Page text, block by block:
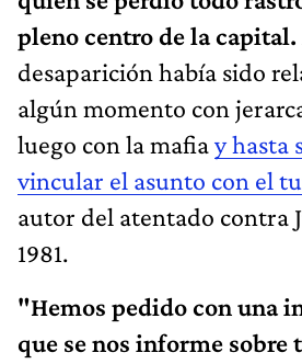
pleno centro de la capital.
desaparición había sido
algún momento con
luego con la mafiay hasta
vincular el asunto con el
autor del atentado contra
1981.
"Hemos pedido con una
que se nos informe sobre